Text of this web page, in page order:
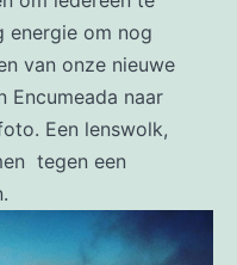
energie om nog
van onze nieuwe
Encumeada naar
Een lenswolk,
tegen een